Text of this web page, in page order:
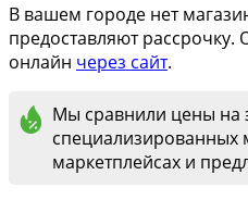
В вашем городе нет
предоставляют
онлайн через сайт.
Мы сравнили цены на
специализированных
маркетплейсах и